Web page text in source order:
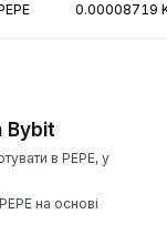
0.00008719
Bybit
в PEPE, у
на основі